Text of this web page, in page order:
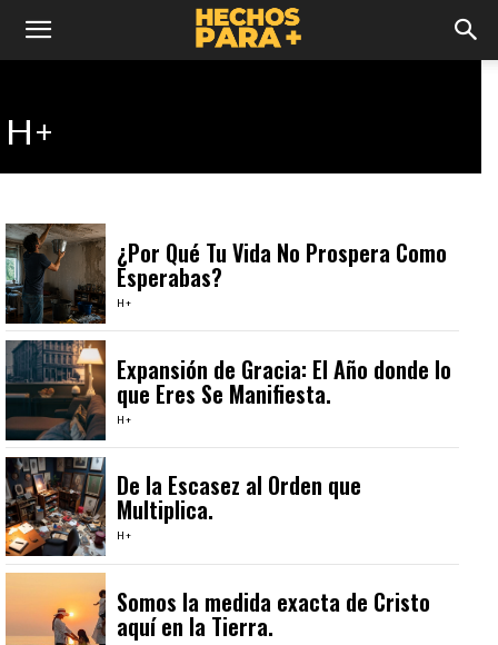
H+
¿Por Qué Tu Vida No Prospera Como
Esperabas?
H+
Expansión de Gracia: El Año donde lo
que Eres Se Manifiesta.
H+
De la Escasez al Orden que
Multiplica.
H+
Somos la medida exacta de Cristo
aquí en la Tierra.